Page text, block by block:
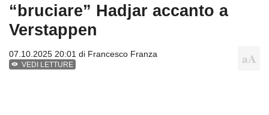
“bruciare” Hadjar accanto a
Verstappen
07.10.2025 20:01 di Francesco Franza
VEDI LETTURE